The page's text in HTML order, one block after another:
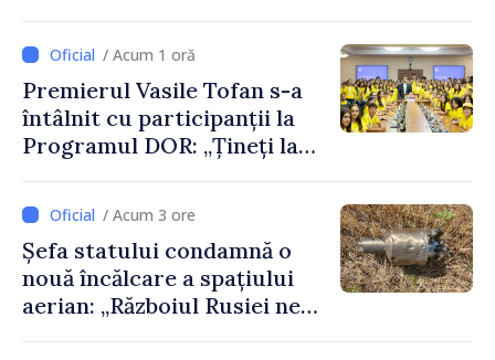
Moldova
/ Acum 1 oră
Premierul Vasile Tofan s-a
întâlnit cu participanții la
Programul DOR: „Țineți la
feriți de încercări și greșeli –
doar astfel puteți reuși”
/ Acum 3 ore
Șefa statului condamnă o
nouă încălcare a spațiului
aerian: „Războiul Rusiei ne